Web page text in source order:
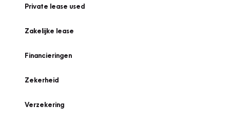
Private lease used
Zakelijke lease
Financieringen
Zekerheid
Verzekering